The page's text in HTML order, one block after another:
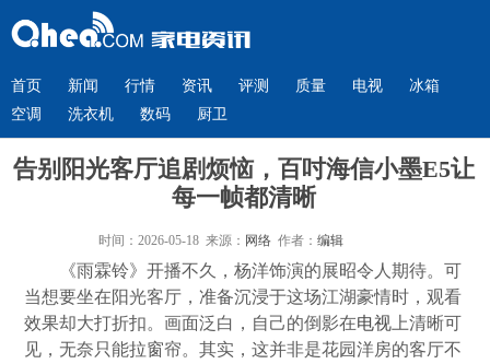
首页 新闻 行情 资讯 评测 质量 电视
冰箱
空调
洗衣机 数码 厨卫
告别阳光客厅追剧烦恼，百吋海信小墨E5让
每一帧都清晰
时间：2026-05-18 来源： 网络作者： 编辑
《雨霖铃》开播不久，杨洋饰演的展昭令人期待。可
当想要坐在阳光客厅，准备沉浸于这场江湖豪情时，观看
效果却大打折扣。画面泛白，自己的倒影在电视 上清晰可
见，无奈只能拉窗帘。其实，这并非是花园洋房的客厅不